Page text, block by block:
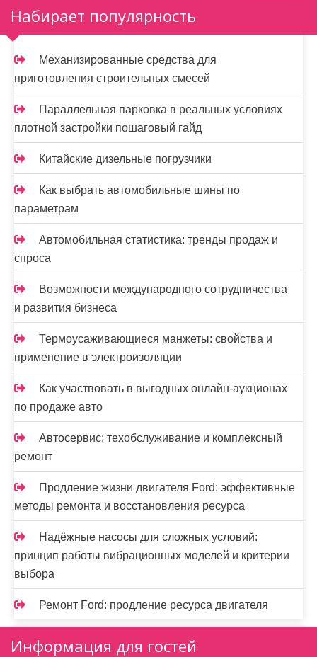
Набирает популярность
Механизированные средства для
приготовления строительных смесей
Параллельная парковка в реальных условиях
плотной застройки пошаговый гайд
Китайские дизельные погрузчики
Как выбрать автомобильные шины по
параметрам
Автомобильная статистика: тренды продаж и
спроса
Возможности международного сотрудничества
и развития бизнеса
Термоусаживающиеся манжеты: свойства и
применение в электроизоляции
Как участвовать в выгодных онлайн-аукционах
по продаже авто
Автосервис: техобслуживание и комплексный
ремонт
Продление жизни двигателя Ford: эффективные
методы ремонта и восстановления ресурса
Надёжные насосы для сложных условий:
принцип работы вибрационных моделей и критерии
выбора
Ремонт Ford: продление ресурса двигателя
Информация для гостей